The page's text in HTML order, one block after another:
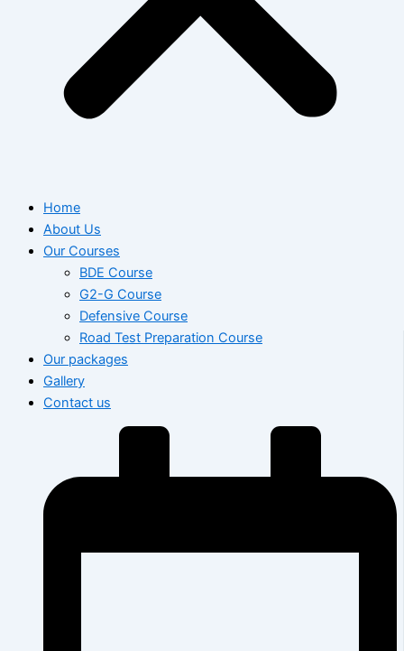
Home
About Us
Our Courses
BDE Course
G2-G Course
Defensive Course
Road Test Preparation Course
Our packages
Gallery
Contact us